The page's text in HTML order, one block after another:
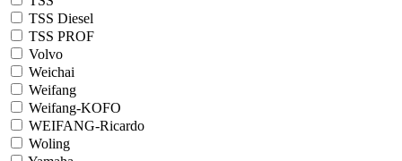
TSS Diesel
TSS PROF
Volvo
Weichai
Weifang
Weifang-KOFO
WEIFANG-Ricardo
Woling